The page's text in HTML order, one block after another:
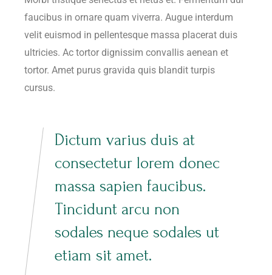
faucibus in ornare quam viverra. Augue interdum
velit euismod in pellentesque massa placerat duis
ultricies. Ac tortor dignissim convallis aenean et
tortor. Amet purus gravida quis blandit turpis
cursus.
Dictum varius duis at
consectetur lorem donec
massa sapien faucibus.
Tincidunt arcu non
sodales neque sodales ut
etiam sit amet.